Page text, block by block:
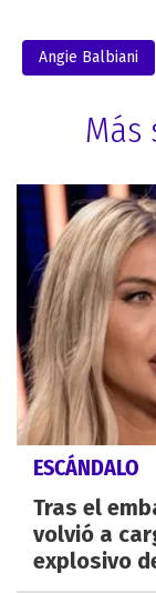
Angie Balbiani
Más
ESCÁNDALO
Tras el
volvió a
explosivo